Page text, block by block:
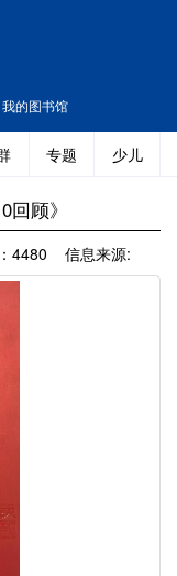
我的图书馆
专题 少儿
顾》
4480 信息来源: